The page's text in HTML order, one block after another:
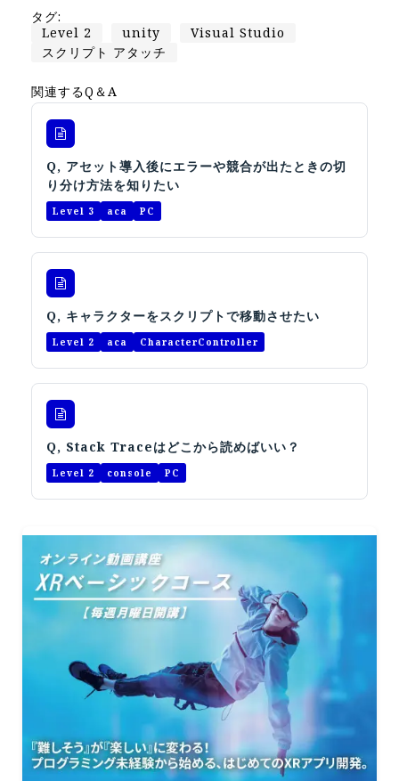
オンライン
タグ:
Level 2
unity
Visual Studio
スクリプト アタッチ
関連するQ＆A
Q, アセット導入後にエラーや競合が出たときの切
り分け方法を知りたい
Level 3 aca PC
Q, キャラクターをスクリプトで移動させたい
Level 2 aca CharacterController
Q, Stack Traceはどこから読めばいい？
Level 2 console PC